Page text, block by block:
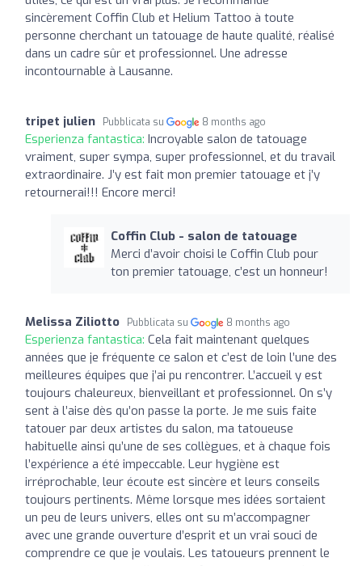
sincèrement Coffin Club et Helium Tattoo à toute
personne cherchant un tatouage de haute qualité, réalisé
dans un cadre sûr et professionnel. Une adresse
incontournable à Lausanne.
tripet julien Pubblicata su 8 months ago
Esperienza fantastica: Incroyable salon de tatouage
vraiment, super sympa, super professionnel, et du travail
extraordinaire. J’y est fait mon premier tatouage et j’y
retournerai!!! Encore merci!
Coffin Club - salon de tatouage
Merci d’avoir choisi le Coffin Club pour
ton premier tatouage, c’est un honneur!
Melissa Ziliotto Pubblicata su 8 months ago
Esperienza fantastica: Cela fait maintenant quelques
années que je fréquente ce salon et c’est de loin l’une des
meilleures équipes que j’ai pu rencontrer. L’accueil y est
toujours chaleureux, bienveillant et professionnel. On s’y
sent à l’aise dès qu’on passe la porte. Je me suis faite
tatouer par deux artistes du salon, ma tatoueuse
habituelle ainsi qu’une de ses collègues, et à chaque fois
l’expérience a été impeccable. Leur hygiène est
irréprochable, leur écoute est sincère et leurs conseils
toujours pertinents. Même lorsque mes idées sortaient
un peu de leurs univers, elles ont su m’accompagner
avec une grande ouverture d’esprit et un vrai souci de
comprendre ce que je voulais. Les tatoueurs prennent le